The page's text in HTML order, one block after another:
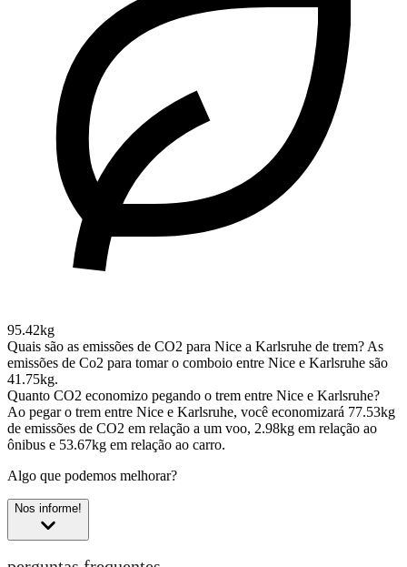
95.42kg
Quais são as emissões de CO2 para Nice a Karlsruhe de trem? As
emissões de Co2 para tomar o comboio entre Nice e Karlsruhe são
41.75kg.
Quanto CO2 economizo pegando o trem entre Nice e Karlsruhe?
Ao pegar o trem entre Nice e Karlsruhe, você economizará 77.53kg
de emissões de CO2 em relação a um voo, 2.98kg em relação ao
ônibus e 53.67kg em relação ao carro.
Algo que podemos melhorar?
Nos informe!